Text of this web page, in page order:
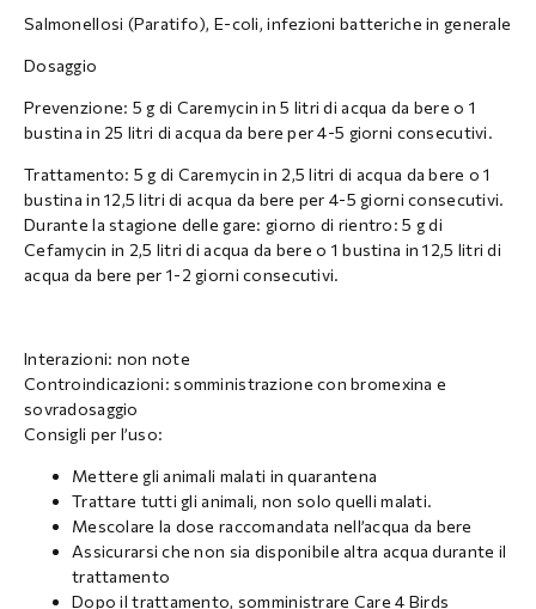
Salmonellosi (Paratifo), E-coli, infezioni batteriche in generale
Dosaggio
Prevenzione: 5 g di Caremycin in 5 litri di acqua da bere o 1
bustina in 25 litri di acqua da bere per 4-5 giorni consecutivi.
Trattamento: 5 g di Caremycin in 2,5 litri di acqua da bere o 1
bustina in 12,5 litri di acqua da bere per 4-5 giorni consecutivi.
Durante la stagione delle gare: giorno di rientro: 5 g di
Cefamycin in 2,5 litri di acqua da bere o 1 bustina in 12,5 litri di
acqua da bere per 1-2 giorni consecutivi.
Interazioni: non note
Controindicazioni: somministrazione con bromexina e
sovradosaggio
Consigli per l’uso:
Mettere gli animali malati in quarantena
Trattare tutti gli animali, non solo quelli malati.
Mescolare la dose raccomandata nell’acqua da bere
Assicurarsi che non sia disponibile altra acqua durante il
trattamento
Dopo il trattamento, somministrare Care 4 Birds